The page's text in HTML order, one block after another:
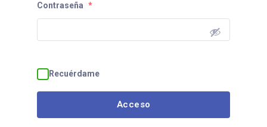
Contraseña *
Recuérdame
Acceso